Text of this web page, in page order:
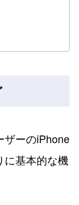
ザーのiPhone
に基本的な機